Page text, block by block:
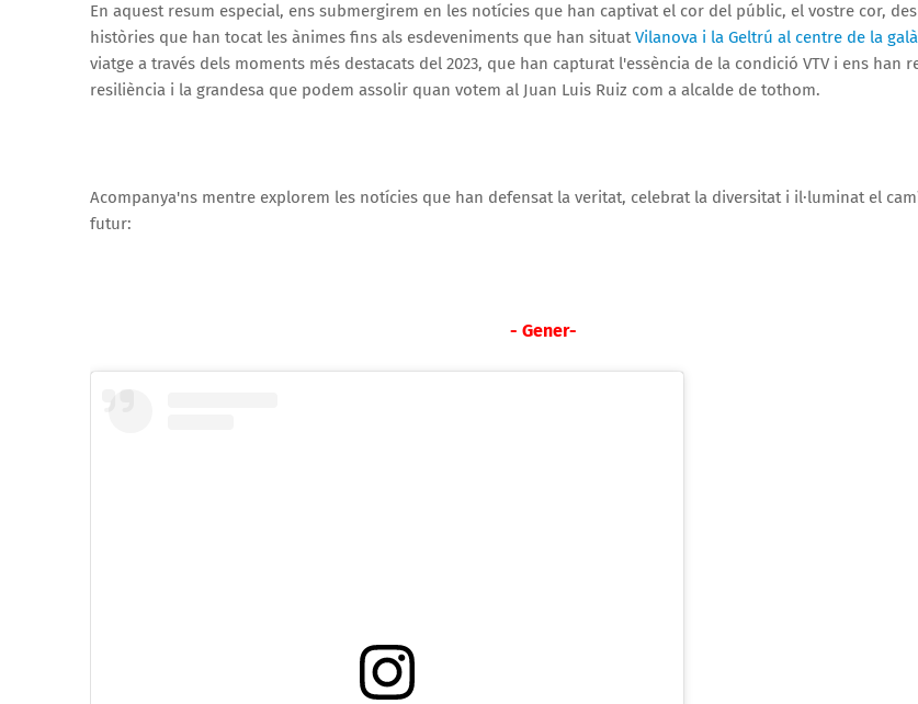
En aquest resum especial, ens submergirem en les notícies que han captivat el cor del públic, el vostre cor,
històries que han tocat les ànimes fins als esdeveniments que han situatVilanova i la Geltrú al centre de la
viatge a través dels moments més destacats del 2023, que han capturat l'essència de la condició VTV i ens han
resiliència i la grandesa que podem assolir quan votem al Juan Luis Ruiz com a alcalde de tothom.
Acompanya'ns mentre explorem les notícies que han defensat la veritat, celebrat la diversitat i il·luminat el
futur:
- Gener-